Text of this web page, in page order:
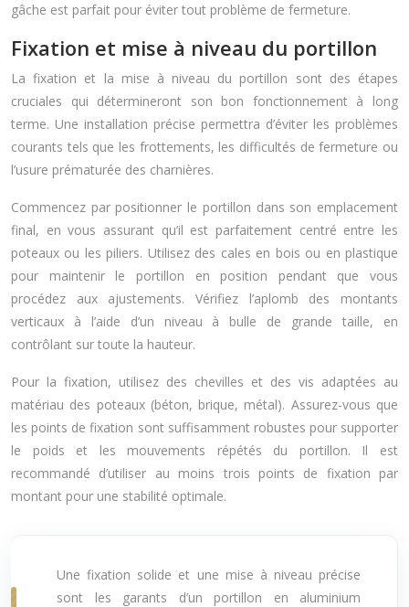
gâche est parfait pour éviter tout problème de fermeture.
Fixation et mise à niveau du portillon
La fixation et la mise à niveau du portillon sont des étapes
cruciales qui détermineront son bon fonctionnement à long
terme. Une installation précise permettra d’éviter les problèmes
courants tels que les frottements, les difficultés de fermeture ou
l’usure prématurée des charnières.
Commencez par positionner le portillon dans son emplacement
final, en vous assurant qu’il est parfaitement centré entre les
poteaux ou les piliers. Utilisez des cales en bois ou en plastique
pour maintenir le portillon en position pendant que vous
procédez aux ajustements. Vérifiez l’aplomb des montants
verticaux à l’aide d’un niveau à bulle de grande taille, en
contrôlant sur toute la hauteur.
Pour la fixation, utilisez des chevilles et des vis adaptées au
matériau des poteaux (béton, brique, métal). Assurez-vous que
les points de fixation sont suffisamment robustes pour supporter
le poids et les mouvements répétés du portillon. Il est
recommandé d’utiliser au moins trois points de fixation par
montant pour une stabilité optimale.
Une fixation solide et une mise à niveau précise
sont les garants d’un portillon en aluminium